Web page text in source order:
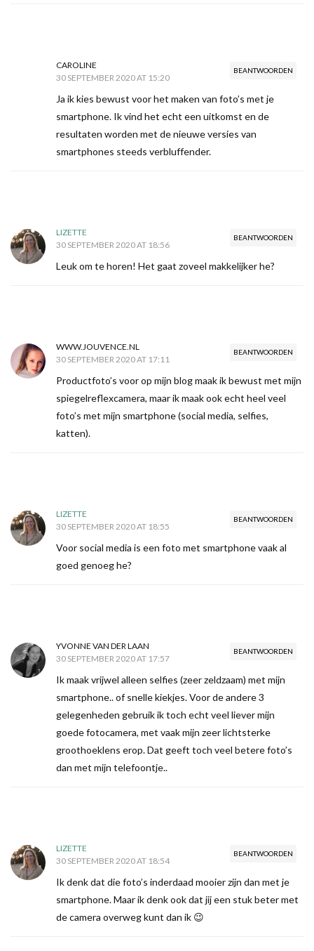
BEANTWOORDEN
CAROLINE
30 SEPTEMBER 2020 AT 15:20
Ja ik kies bewust voor het maken van foto’s met je
smartphone. Ik vind het echt een uitkomst en de
resultaten worden met de nieuwe versies van
smartphones steeds verbluffender.
BEANTWOORDEN
LIZETTE
30 SEPTEMBER 2020 AT 18:56
Leuk om te horen! Het gaat zoveel makkelijker he?
BEANTWOORDEN
WWW.JOUVENCE.NL
30 SEPTEMBER 2020 AT 17:11
Productfoto’s voor op mijn blog maak ik bewust met mijn
spiegelreflexcamera, maar ik maak ook echt heel veel
foto’s met mijn smartphone (social media, selfies,
katten).
BEANTWOORDEN
LIZETTE
30 SEPTEMBER 2020 AT 18:55
Voor social media is een foto met smartphone vaak al
goed genoeg he?
BEANTWOORDEN
YVONNE VAN DER LAAN
30 SEPTEMBER 2020 AT 17:57
Ik maak vrijwel alleen selfies (zeer zeldzaam) met mijn
smartphone.. of snelle kiekjes. Voor de andere 3
gelegenheden gebruik ik toch echt veel liever mijn
goede fotocamera, met vaak mijn zeer lichtsterke
groothoeklens erop. Dat geeft toch veel betere foto’s
dan met mijn telefoontje..
BEANTWOORDEN
LIZETTE
30 SEPTEMBER 2020 AT 18:54
Ik denk dat die foto’s inderdaad mooier zijn dan met je
smartphone. Maar ik denk ook dat jij een stuk beter met
de camera overweg kunt dan ik 😉